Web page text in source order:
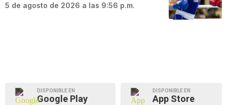
5 de agosto de 2026 a las 9:56 p.m.
DISPONIBLE EN
Google Play
DISPONIBLE EN
App Store